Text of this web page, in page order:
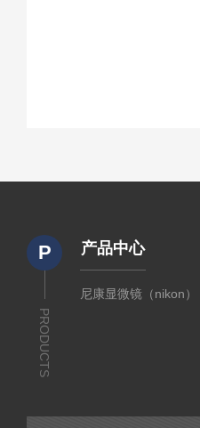
P
PRODUCTS
产品中心
尼康显微镜（nikon）